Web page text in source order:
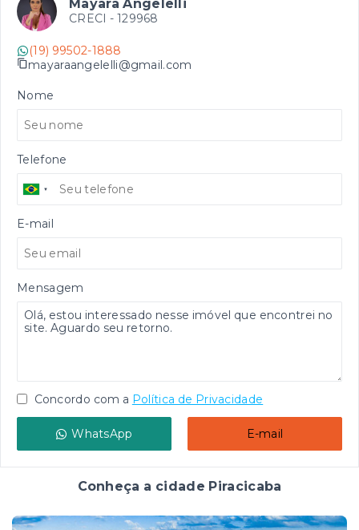
Mayara Angelelli
CRECI - 129968
(19) 99502-1888
mayaraangelelli@gmail.com
Nome
Telefone
E-mail
Mensagem
Concordo com a Política de Privacidade
WhatsApp E-mail
Conheça a cidade Piracicaba